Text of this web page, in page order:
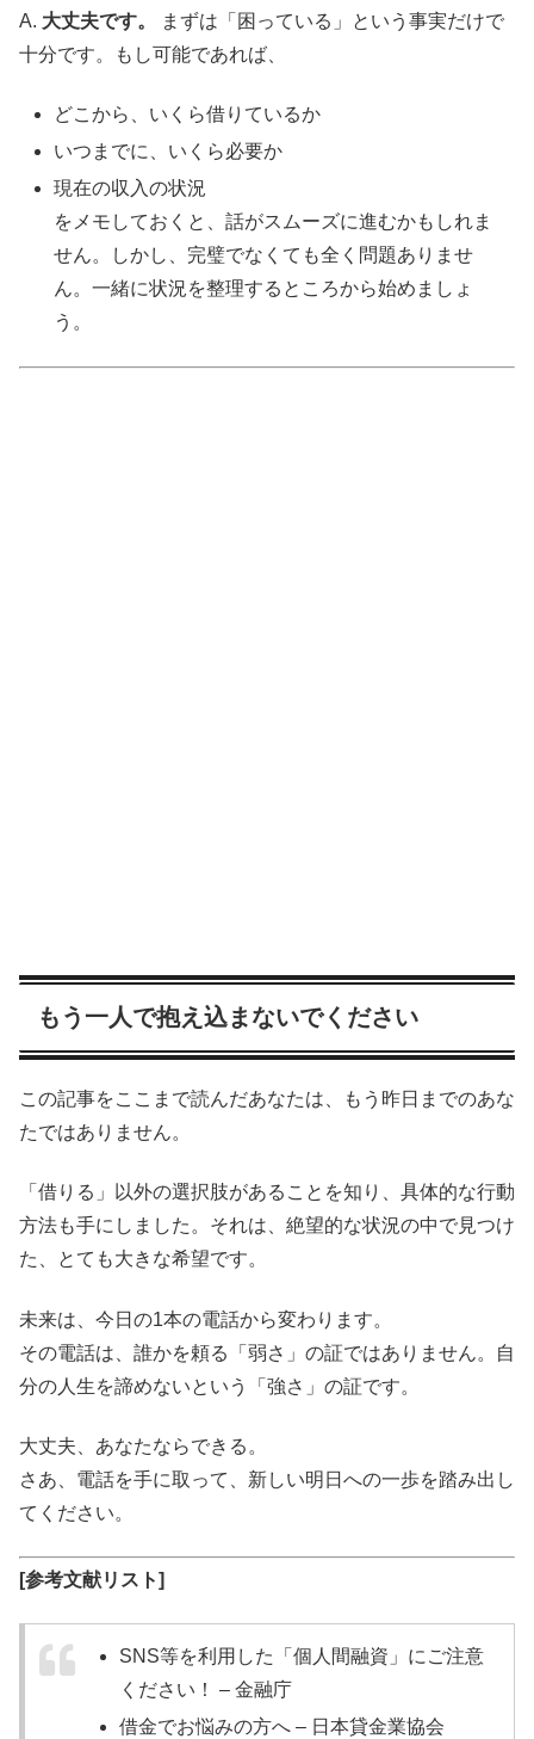
A. 大丈夫です。
まずは「困っている」という事実だけで
十分です。もし可能であれば、
どこから、いくら借りているか
いつまでに、いくら必要か
現在の収入の状況
をメモしておくと、話がスムーズに進むかもしれま
せん。しかし、完璧でなくても全く問題ありませ
ん。一緒に状況を整理するところから始めましょ
う。
もう一人で抱え込まないでください
この記事をここまで読んだあなたは、もう昨日までのあな
たではありません。
「借りる」以外の選択肢があることを知り、具体的な行動
方法も手にしました。それは、絶望的な状況の中で見つけ
た、とても大きな希望です。
未来は、今日の1本の電話から変わります。
その電話は、誰かを頼る「弱さ」の証ではありません。自
分の人生を諦めないという「強さ」の証です。
大丈夫、あなたならできる。
さあ、電話を手に取って、新しい明日への一歩を踏み出し
てください。
[参考文献リスト]
SNS等を利用した「個人間融資」にご注意
ください！ – 金融庁
借金でお悩みの方へ – 日本貸金業協会